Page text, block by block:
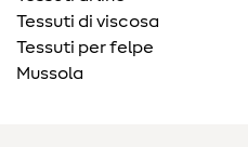
Tessuti di viscosa
Tessuti per felpe
Mussola